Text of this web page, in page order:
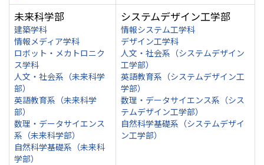
未来科学部
建築学科
情報メディア学科
ロボット・メカトロニク
ス学科
人文・社会系（未来科学
部）
英語教育系（未来科学
部）
数理・データサイエンス
系（未来科学部）
自然科学基礎系（未来科
学部）
システムデザイン工学部
情報システム工学科
デザイン工学科
人文・社会系（システムデザイン
工学部）
英語教育系（システムデザイン工
学部）
数理・データサイエンス系（シス
テムデザイン工学部）
自然科学基礎系（システムデザイ
ン工学部）